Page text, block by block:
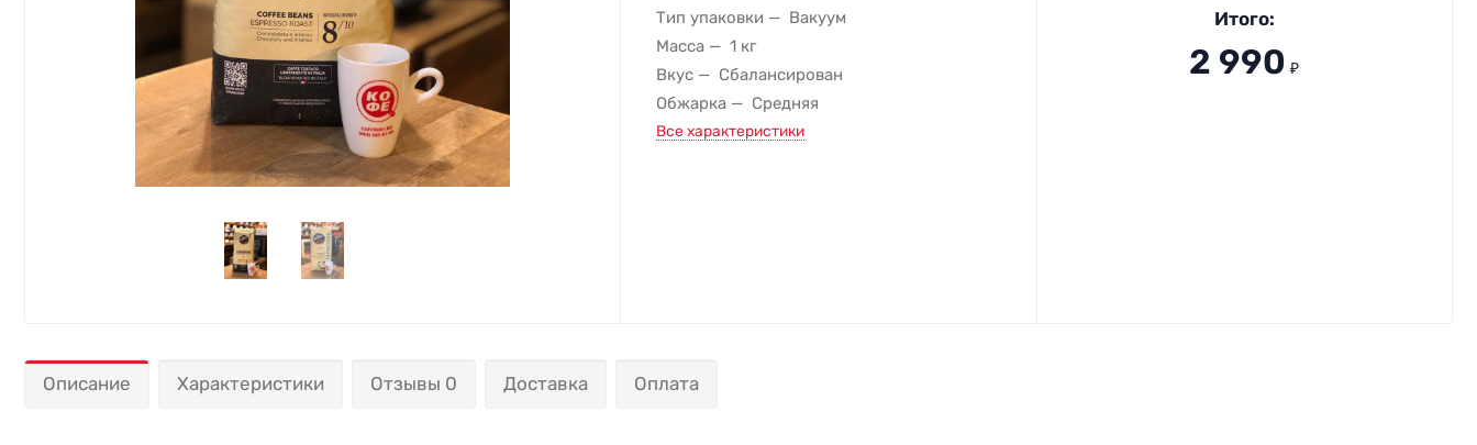
Тип упаковки
Вакуум
Масса
1 кг
Вкус
Сбалансирован
Обжарка
Средняя
Все характеристики
Итого:
2 990 ₽
Описание Характеристики Отзывы 0 Доставка Оплата